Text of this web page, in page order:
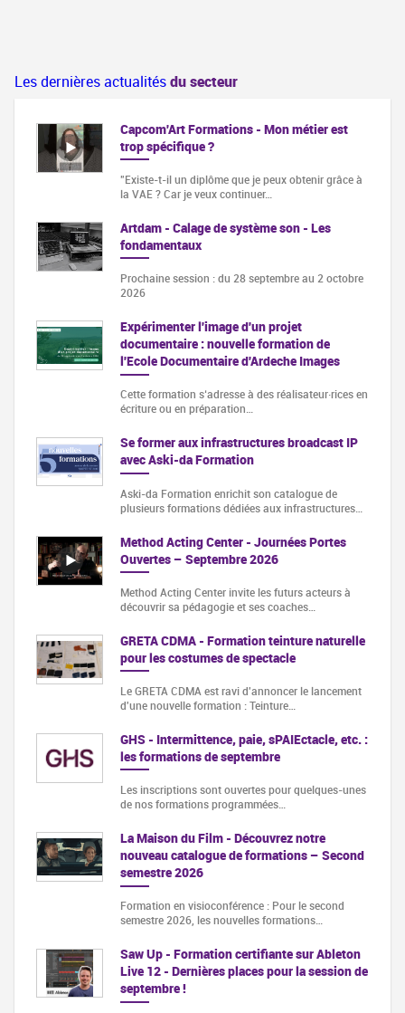
Les dernières actualitésdu secteur
Capcom'Art Formations - Mon métier est
trop spécifique ?
"Existe-t-il un diplôme que je peux obtenir grâce à
la VAE ? Car je veux continuer…
Artdam - Calage de système son - Les
fondamentaux
Prochaine session : du 28 septembre au 2 octobre
2026
Expérimenter l'image d'un projet
documentaire : nouvelle formation de
l'Ecole Documentaire d'Ardeche Images
Cette formation s‘adresse à des réalisateur·rices en
écriture ou en préparation…
Se former aux infrastructures broadcast IP
avec Aski-da Formation
Aski-da Formation enrichit son catalogue de
plusieurs formations dédiées aux infrastructures…
Method Acting Center - Journées Portes
Ouvertes – Septembre 2026
Method Acting Center invite les futurs acteurs à
découvrir sa pédagogie et ses coaches…
GRETA CDMA - Formation teinture naturelle
pour les costumes de spectacle
Le GRETA CDMA est ravi d'annoncer le lancement
d'une nouvelle formation : Teinture…
GHS - Intermittence, paie, sPAIEctacle, etc. :
les formations de septembre
Les inscriptions sont ouvertes pour quelques-unes
de nos formations programmées…
La Maison du Film - Découvrez notre
nouveau catalogue de formations – Second
semestre 2026
Formation en visioconférence : Pour le second
semestre 2026, les nouvelles formations…
Saw Up - Formation certifiante sur Ableton
Live 12 - Dernières places pour la session de
septembre !